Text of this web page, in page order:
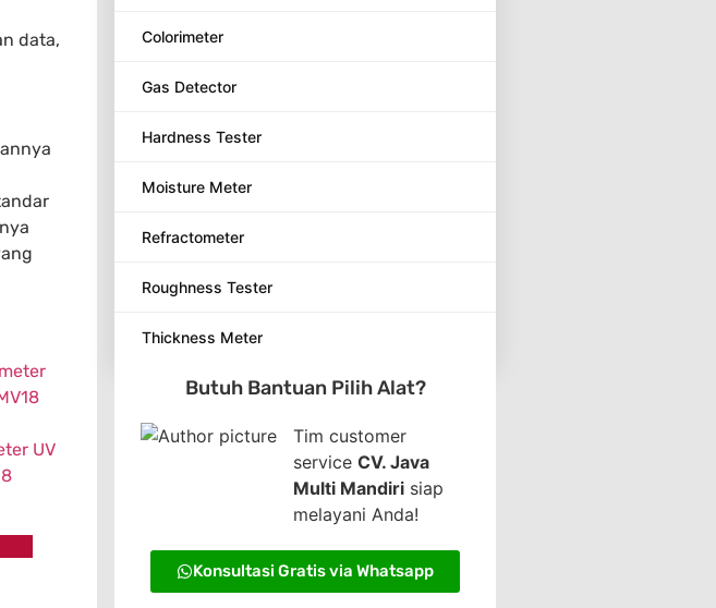
data,
UV
Colorimeter
Gas Detector
Hardness Tester
Moisture Meter
Refractometer
Roughness Tester
Thickness Meter
Butuh Bantuan Pilih Alat?
Tim customer
serviceCV. Java
Multi Mandiri siap
melayani Anda!
Konsultasi Gratis via Whatsapp